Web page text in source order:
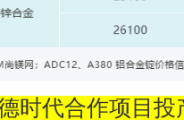
时代合作项目投